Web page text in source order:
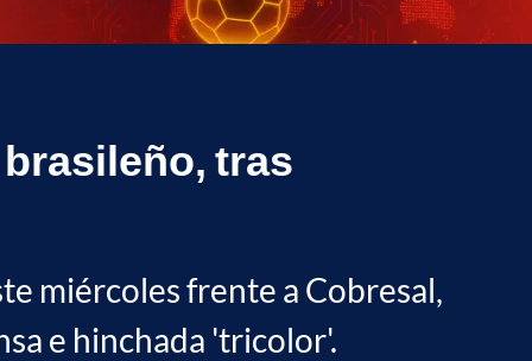
tras
miércoles frente a Cobresal,
e hinchada 'tricolor'.